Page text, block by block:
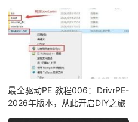
最全驱动PE 教程006：DrivrPE-
2026年版本，从此开启DIY之旅